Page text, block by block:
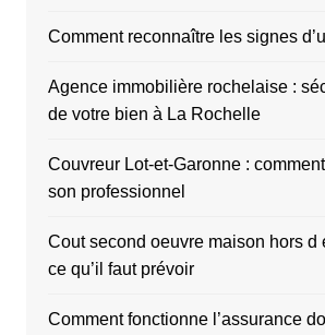
Comment reconnaître les signes
Agence immobilière rochelaise :
de votre bien à La Rochelle
Couvreur Lot-et-Garonne :
son professionnel
Cout second oeuvre maison hors d
ce qu’il faut prévoir
Comment fonctionne l’assurance